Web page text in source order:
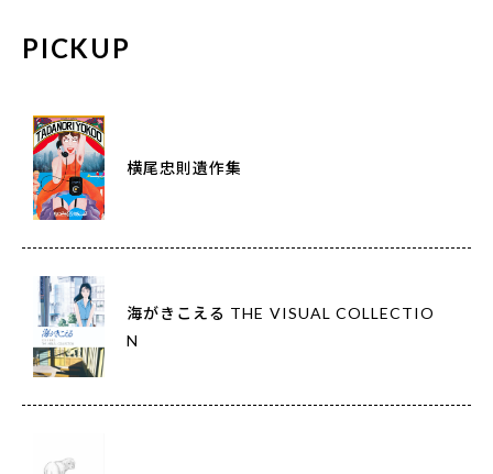
PICKUP
横尾忠則遺作集
海がきこえる THE VISUAL COLLECTIO
N